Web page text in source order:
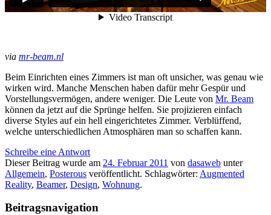
via mr-beam.nl
Beim Einrichten eines Zimmers ist man oft unsicher, was genau wie
wirken wird. Manche Menschen haben dafür mehr Gespür und
Vorstellungsvermögen, andere weniger. Die Leute von Mr. Beam
können da jetzt auf die Sprünge helfen. Sie projizieren einfach
diverse Styles auf ein hell eingerichtetes Zimmer. Verblüffend,
welche unterschiedlichen Atmosphären man so schaffen kann.
Schreibe eine Antwort
Dieser Beitrag wurde am 24. Februar 2011 von dasaweb unter
Allgemein, Posterous veröffentlicht. Schlagwörter: Augmented
Reality, Beamer, Design, Wohnung.
Beitragsnavigation